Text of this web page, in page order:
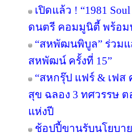
เปิดแล้ว ! “1981
ดนตรี คอมมูนิตี้ พร้อม
“สหพัฒนพิบูล” ร่วม
สหพัฒน์ ครั้งที่ 15”
“สหกรุ๊ป แฟร์ & เฟส
สุข ฉลอง 3 ทศวรรษ
แห่งปี
ช้อปปี้ขานรับนโยบา